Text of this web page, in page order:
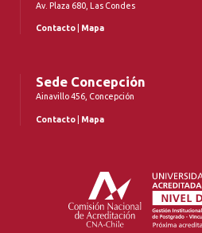
Av. Plaza 680, Las Condes
Contacto Mapa
Sede Concepción
Ainavillo 456, Concepción
Contacto Mapa